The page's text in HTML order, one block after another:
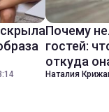
Почему
гостей:
откуда
Наталия